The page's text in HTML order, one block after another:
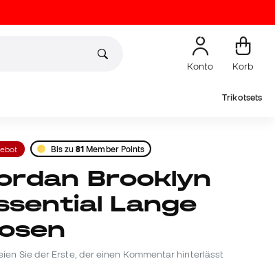
Konto Korb
Trikotsets
Bis zu81 Member Points
Lange
Sie der Erste, der einen Kommentar hinterlässt